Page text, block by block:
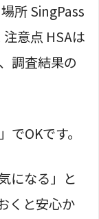
所 SingPass
意点 HSAは
調査結果の
OKです。
になる」と
くと安心か